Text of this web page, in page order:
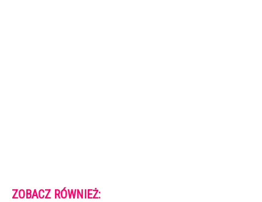
ZOBACZ RÓWNIEŻ: